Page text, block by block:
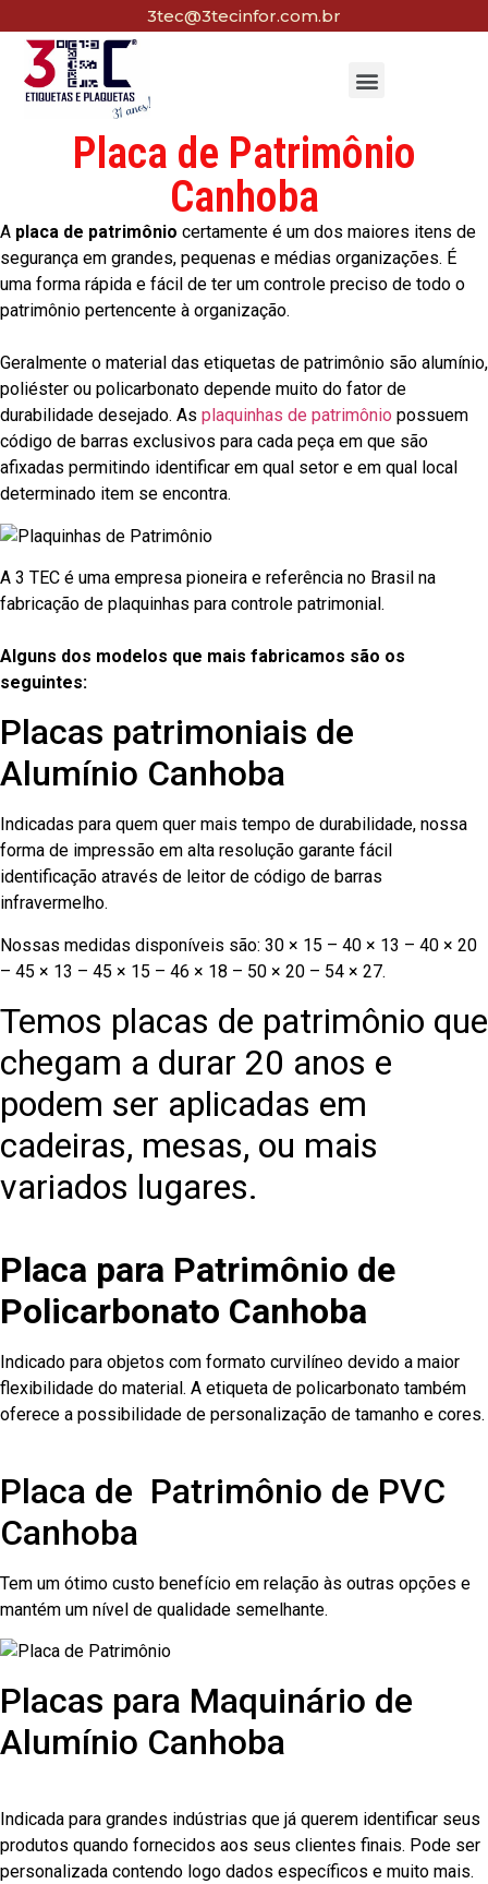
3tec@3tecinfor.com.br
Placa de Patrimônio
Canhoba
A placa de patrimônio certamente é um dos maiores itens de
segurança em grandes, pequenas e médias organizações. É
uma forma rápida e fácil de ter um controle preciso de todo o
patrimônio pertencente à organização.
Geralmente o material das etiquetas de patrimônio são alumínio,
poliéster ou policarbonato depende muito do fator de
durabilidade desejado. As plaquinhas de patrimônio possuem
código de barras exclusivos para cada peça em que são
afixadas permitindo identificar em qual setor e em qual local
determinado item se encontra.
A 3 TEC é uma empresa pioneira e referência no Brasil na
fabricação de plaquinhas para controle patrimonial.
Alguns dos modelos que mais fabricamos são os
seguintes:
Placas patrimoniais de
Alumínio Canhoba
Indicadas para quem quer mais tempo de durabilidade, nossa
forma de impressão em alta resolução garante fácil
identificação através de leitor de código de barras
infravermelho.
Nossas medidas disponíveis são: 30 × 15 – 40 × 13 – 40 × 20
– 45 × 13 – 45 × 15 – 46 × 18 – 50 × 20 – 54 × 27.
Temos placas de patrimônio que
chegam a durar 20 anos e
podem ser aplicadas em
cadeiras, mesas, ou mais
variados lugares.
Placa para Patrimônio de
Policarbonato Canhoba
Indicado para objetos com formato curvilíneo devido a maior
flexibilidade do material. A etiqueta de policarbonato também
oferece a possibilidade de personalização de tamanho e cores.
Placa de Patrimônio de PVC
Canhoba
Tem um ótimo custo benefício em relação às outras opções e
mantém um nível de qualidade semelhante.
Placas para Maquinário de
Alumínio Canhoba
Indicada para grandes indústrias que já querem identificar seus
produtos quando fornecidos aos seus clientes finais. Pode ser
personalizada contendo logo dados específicos e muito mais.